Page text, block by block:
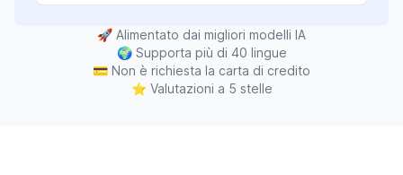
🚀 Alimentato dai migliori modelli IA
🌍 Supporta più di 40 lingue
💳 Non è richiesta la carta di credito
⭐ Valutazioni a 5 stelle